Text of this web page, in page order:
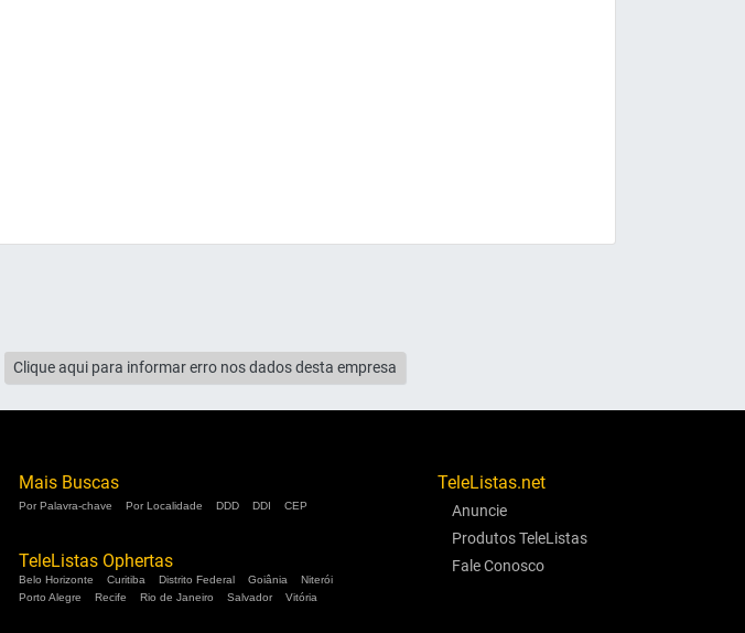
Clique aqui para informar erro nos dados desta empresa
Mais Buscas
Por Palavra-chave Por Localidade DDD DDI CEP
TeleListas Ophertas
Belo Horizonte Curitiba Distrito Federal Goiânia
Niterói
Porto Alegre
Recife Rio de Janeiro Salvador Vitória
TeleListas.net
Anuncie
Produtos TeleListas
Fale Conosco